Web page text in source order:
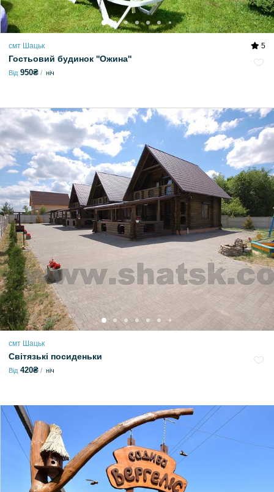
смт Шацьк 5
Гостьовий будинок ''Ожина''
Від 950₴ ніч
смт Шацьк
Світязькі посиденьки
Від 420₴ ніч